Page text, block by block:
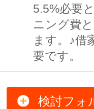
5.5%必要
ニング費
ます。♪借
要です。
検討フォ